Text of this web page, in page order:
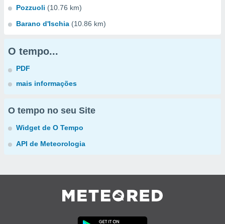
Pozzuoli (10.76 km)
Barano d'Ischia (10.86 km)
O tempo...
PDF
mais informações
O tempo no seu Site
Widget de O Tempo
API de Meteorologia